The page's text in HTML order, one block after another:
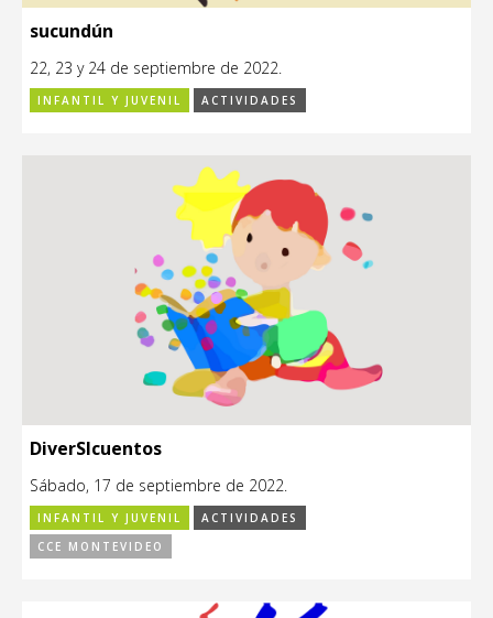
sucundún
22, 23 y 24 de septiembre de 2022.
INFANTIL Y JUVENIL ACTIVIDADES
DiverSIcuentos
Sábado, 17 de septiembre de 2022.
INFANTIL Y JUVENIL
ACTIVIDADES
CCE MONTEVIDEO